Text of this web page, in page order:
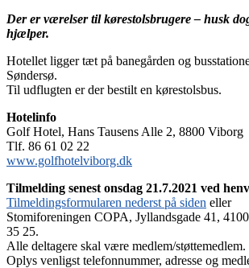
Der er værelser til kørestolsbrugere – husk
hjælper.
Hotellet ligger tæt på banegården og
Søndersø.
Til udflugten er der bestilt en kørestolsbus.
Hotelinfo
Golf Hotel, Hans Tausens Alle 2, 8800 Viborg
Tlf. 86 61 02 22
www.golfhotelviborg.dk
Tilmelding senest onsdag 21.7.2021 ved
Tilmeldingsformularen nederst på siden eller
Stomiforeningen COPA, Jyllandsgade 41,
35 25.
Alle deltagere skal være medlem/støttemedlem.
Oplys venligst telefonnummer, adresse og